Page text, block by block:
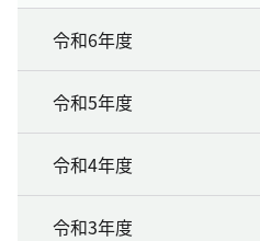
令和6年度
令和5年度
令和4年度
令和3年度